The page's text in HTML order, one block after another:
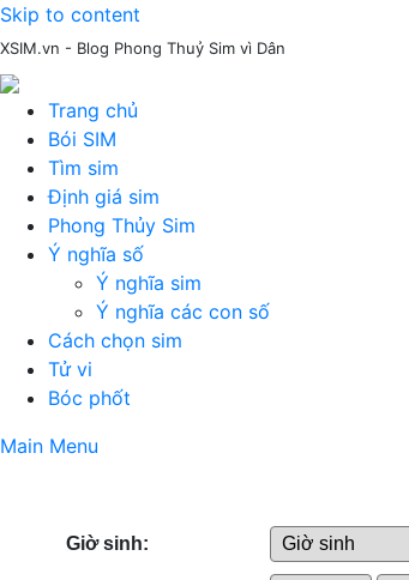
Skip to content
XSIM.vn - Blog Phong Thuỷ Sim vì Dân
Trang chủ
Bói SIM
Tìm sim
Định giá sim
Phong Thủy Sim
Ý nghĩa số
Ý nghĩa sim
Ý nghĩa các con số
Cách chọn sim
Tử vi
Bóc phốt
Main Menu
Giờ sinh: